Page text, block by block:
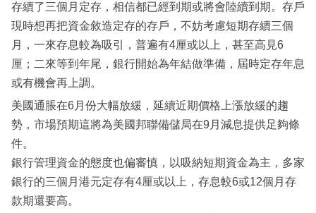
存續了三個月定存，相信都已經到期或將會陸續到期。存戶
現時想再把資金敘造定存的存戶，不妨考慮短期存續三個
月，一來存息較為吸引，普遍有4厘或以上，甚至高見6
厘；二來等到年尾，銀行開始為年結做準備，屆時定存年息
或有機會再上調。
美國通脹在6月份大幅放緩，延續近期價格上漲放緩的趨
勢，市場預期這將為美國邦聯備儲局在9月減息提供足夠條
件。
銀行管理資金的態度也偏審慎，以吸納短期資金為主，多家
銀行的三個月港元定存有4厘或以上，存息較6或12個月存
款期還要高。